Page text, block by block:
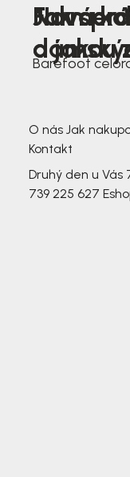
Nová
Jak
a jakou
Farmer
Barefoot
O nás Jak
Kontakt
Druhý den u Vás
739 225 627